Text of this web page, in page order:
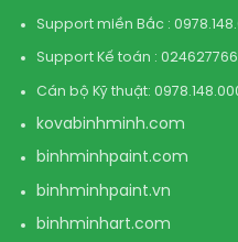
Support miền Bắc :
Support Kế toán :
Cán bộ Kỹ thuật:
kovabinhminh.com
binhminhpaint.com
binhminhpaint.vn
binhminhart.com